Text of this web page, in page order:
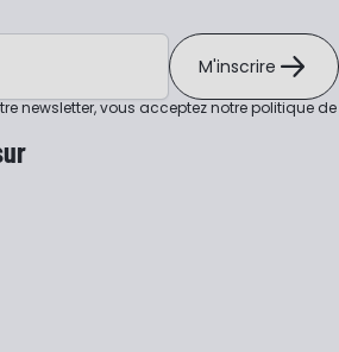
M'inscrire
newsletter, vous acceptez notrepolitique de